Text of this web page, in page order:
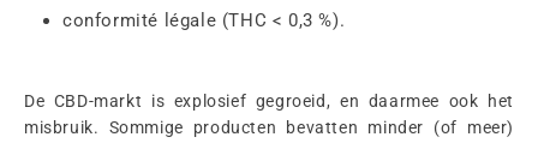
conformité légale (THC < 0,3 %).
De CBD-markt is explosief gegroeid, en daarmee ook het
misbruik. Sommige producten bevatten minder (of meer)